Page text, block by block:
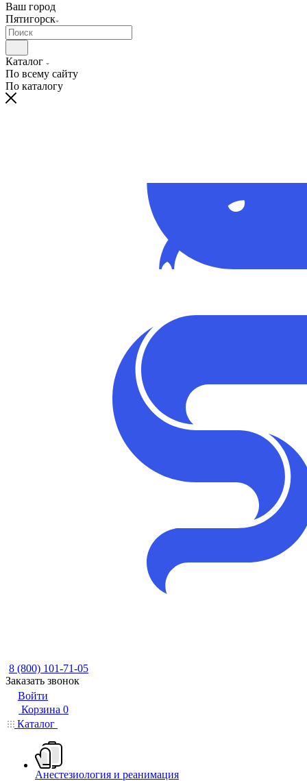
Ваш город
Пятигорск
Каталог
По всему сайту
По каталогу
8 (800) 101-71-05
Заказать звонок
Войти
Корзина 0
Каталог
Анестезиология и реанимация